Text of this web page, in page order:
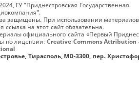
ГУ "Приднестровская Государственная
защищены. При использовании
ссылка на этот сайт обязательна.
официального сайта «Первый
по лицензии: Creative Commons Attribution
Тирасполь, MD-3300, пер.